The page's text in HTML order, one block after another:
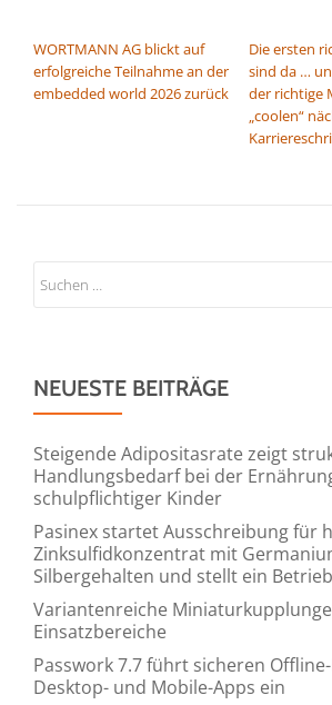
WORTMANN AG blickt auf
erfolgreiche Teilnahme an der
embedded world 2026 zurück
Die ersten
sind da …
der richtige
„coolen“
NEUESTE BEITRÄGE
Steigende Adipositasrate zeigt
Handlungsbedarf bei der
schulpflichtiger Kinder
Pasinex startet Ausschreibung für
Zinksulfidkonzentrat mit
Silbergehalten und stellt ein
Variantenreiche
Einsatzbereiche
Passwork 7.7 führt sicheren
Desktop- und Mobile-Apps ein